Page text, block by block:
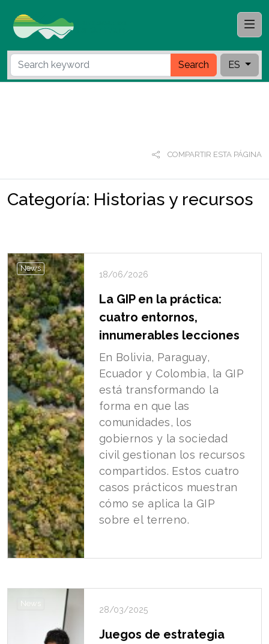
Search ES
COMPARTIR ESTA PÁGINA
Categoría: Historias y recursos
News
18/06/2026
La GIP en la práctica:
cuatro entornos,
innumerables lecciones
En Bolivia, Paraguay,
Ecuador y Colombia, la GIP
está transformando la
forma en que las
comunidades, los
gobiernos y la sociedad
civil gestionan los recursos
compartidos. Estos cuatro
casos prácticos muestran
cómo se aplica la GIP
sobre el terreno.
News
28/03/2025
Juegos de estrategia